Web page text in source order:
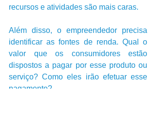
recursos e atividades são mais caras.
Além disso, o empreendedor precisa
identificar as fontes de renda. Qual o
valor que os consumidores estão
dispostos a pagar por esse produto ou
serviço? Como eles irão efetuar esse
pagamento?